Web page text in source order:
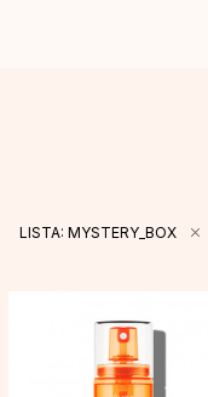
LISTA: MYSTERY_BOX